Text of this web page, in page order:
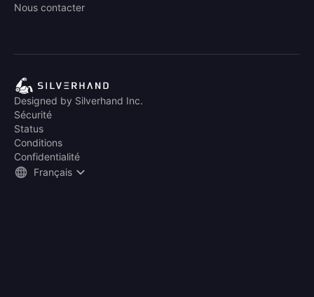
Nous contacter
Designed by Silverhand Inc.
Sécurité
Status
Conditions
Confidentialité
Français